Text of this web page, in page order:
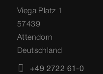
Viega Platz 1
57439
Attendorn
Deutschland
+49 2722 61-0